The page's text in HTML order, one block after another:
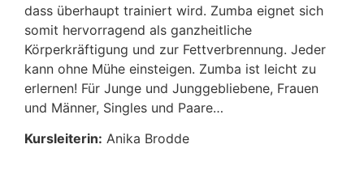
dass überhaupt trainiert wird. Zumba eignet sich
somit hervorragend als ganzheitliche
Körperkräftigung und zur Fettverbrennung. Jeder
kann ohne Mühe einsteigen. Zumba ist leicht zu
erlernen! Für Junge und Junggebliebene, Frauen
und Männer, Singles und Paare…
Kursleiterin: Anika Brodde